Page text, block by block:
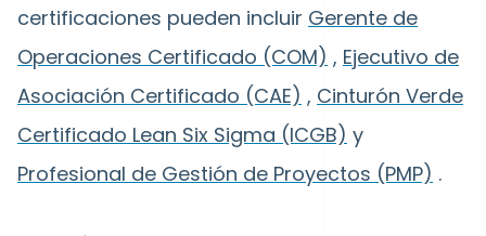
certificaciones pueden incluir Gerente de
Operaciones Certificado (COM) , Ejecutivo de
Asociación Certificado (CAE) , Cinturón Verde
Certificado Lean Six Sigma (ICGB) y
Profesional de Gestión de Proyectos (PMP) .